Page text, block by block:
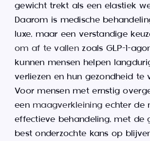
gewicht trekt als een elastiek
Daarom is medische
luxe, maar een verstandige
om af te vallen zoals GLP-1-
kunnen mensen helpen
verliezen en hun gezondheid te
Voor mensen met ernstig
een maagverkleining echter de
effectieve behandeling, met de
best onderzochte kans op